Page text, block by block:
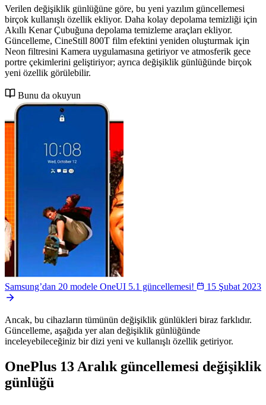
Verilen değişiklik günlüğüne göre, bu yeni yazılım güncellemesi
birçok kullanışlı özellik ekliyor. Daha kolay depolama temizliği için
Akıllı Kenar Çubuğuna depolama temizleme araçları ekliyor.
Güncelleme, CineStill 800T film efektini yeniden oluşturmak için
Neon filtresini Kamera uygulamasına getiriyor ve atmosferik gece
portre çekimlerini geliştiriyor; ayrıca değişiklik günlüğünde birçok
yeni özellik görülebilir.
Bunu da okuyun
Samsung’dan 20 modele OneUI 5.1 güncellemesi! 15 Şubat 2023
Ancak, bu cihazların tümünün değişiklik günlükleri biraz farklıdır.
Güncelleme, aşağıda yer alan değişiklik günlüğünde
inceleyebileceğiniz bir dizi yeni ve kullanışlı özellik getiriyor.
OnePlus 13 Aralık güncellemesi değişiklik
günlüğü